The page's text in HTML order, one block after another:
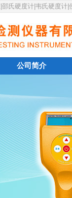
氏硬度计|韦氏硬度计|
公司简介